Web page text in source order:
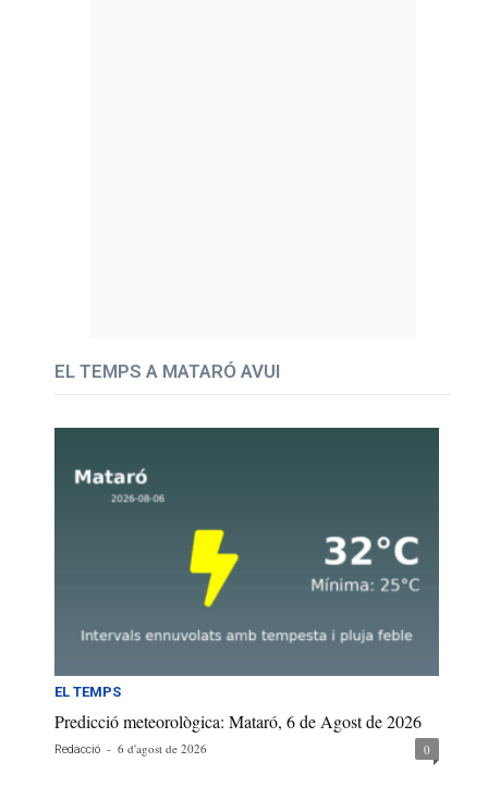
EL TEMPS A MATARÓ AVUI
EL TEMPS
Predicció meteorològica: Mataró, 6 de Agost de 2026
Redacció - 6 d'agost de 2026 0